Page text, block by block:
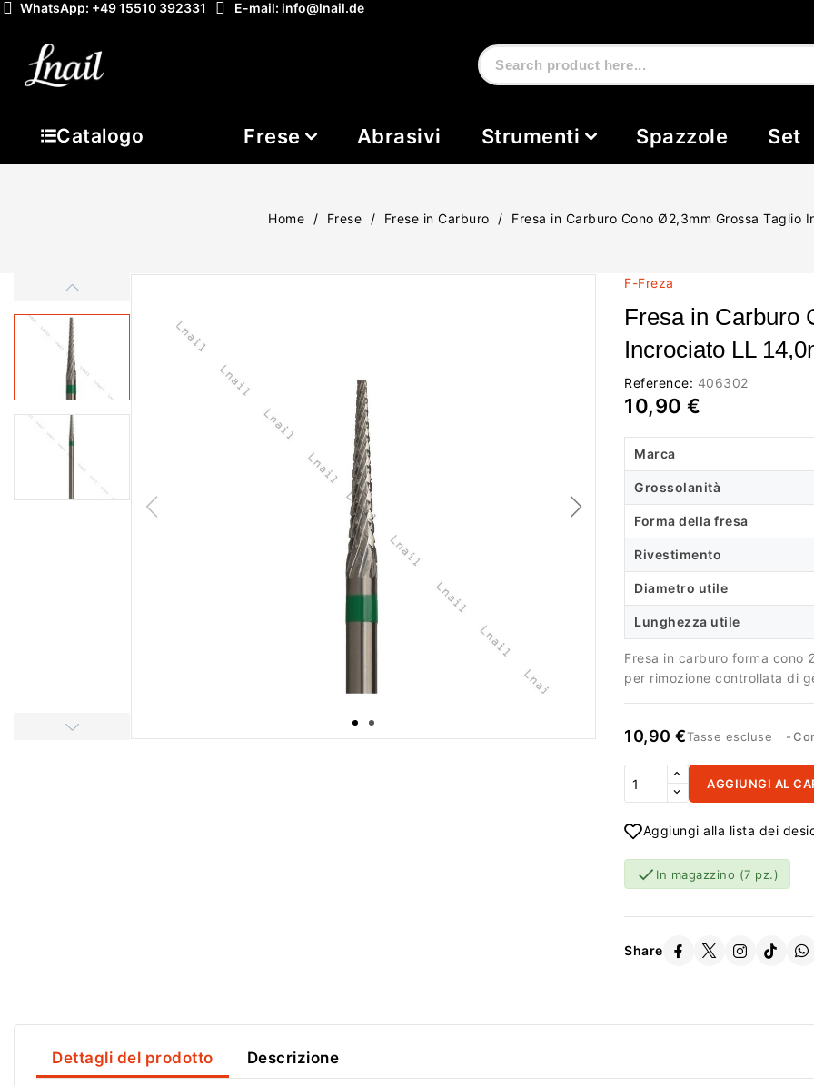
WhatsApp: +49 15510 392331 E-mail: info@lnail.de
Catalogo Frese Abrasivi Strumenti Spazzole Set
Home Frese Frese in Carburo Fresa in Carburo Cono Ø2,3mm Grossa Taglio
F-Freza
Fresa in Carburo
Incrociato LL
Reference: 406302
10,90 €
Marca
Grossolanità
Forma della fresa
Rivestimento
Diametro utile
Lunghezza utile
Fresa in carburo forma cono
per rimozione controllata di
10,90 €Tasse escluse
AGGIUNGI AL
Aggiungi alla lista dei
 In magazzino (7 pz.)
Share
Dettagli del prodotto Descrizione